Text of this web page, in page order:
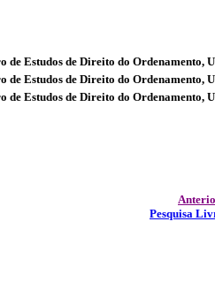
de Estudos de Direito do Ordenamento,
de Estudos de Direito do Ordenamento,
de Estudos de Direito do Ordenamento,
Pesquisa